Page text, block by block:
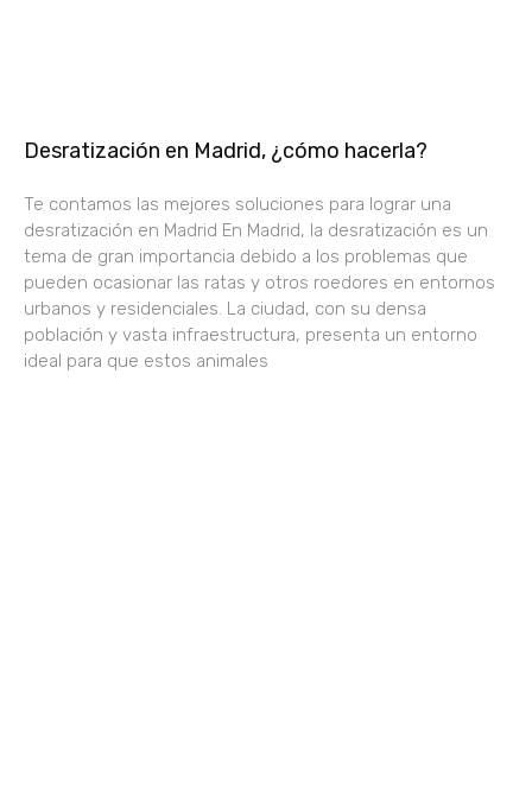
Desratización en Madrid, ¿cómo hacerla?
Te contamos las mejores soluciones para lograr una
desratización en Madrid En Madrid, la desratización es un
tema de gran importancia debido a los problemas que
pueden ocasionar las ratas y otros roedores en entornos
urbanos y residenciales. La ciudad, con su densa
población y vasta infraestructura, presenta un entorno
ideal para que estos animales